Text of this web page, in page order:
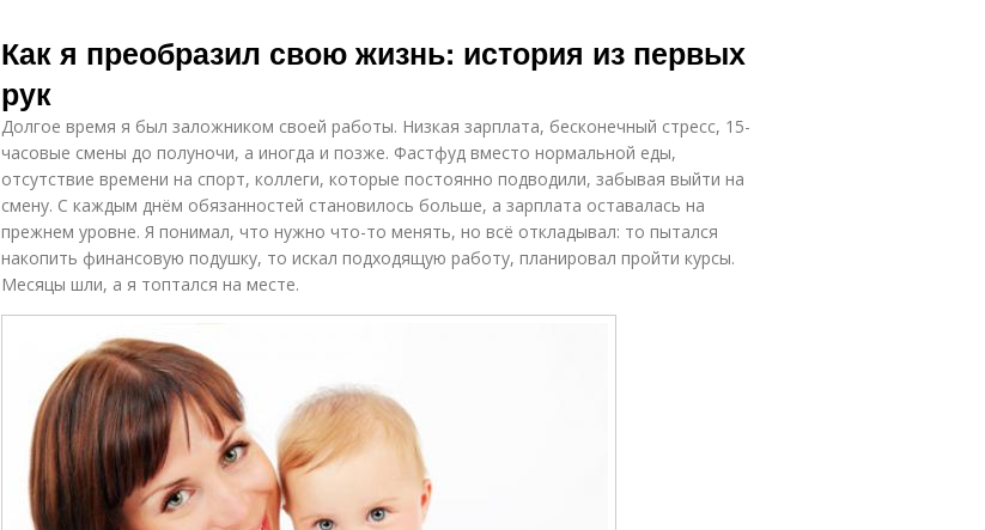
Как я преобразил свою жизнь: история из первых
рук
Долгое время я был заложником своей работы. Низкая зарплата, бесконечный стресс, 15-
часовые смены до полуночи, а иногда и позже. Фастфуд вместо нормальной еды,
отсутствие времени на спорт, коллеги, которые постоянно подводили, забывая выйти на
смену. С каждым днём обязанностей становилось больше, а зарплата оставалась на
прежнем уровне. Я понимал, что нужно что-то менять, но всё откладывал: то пытался
накопить финансовую подушку, то искал подходящую работу, планировал пройти курсы.
Месяцы шли, а я топтался на месте.